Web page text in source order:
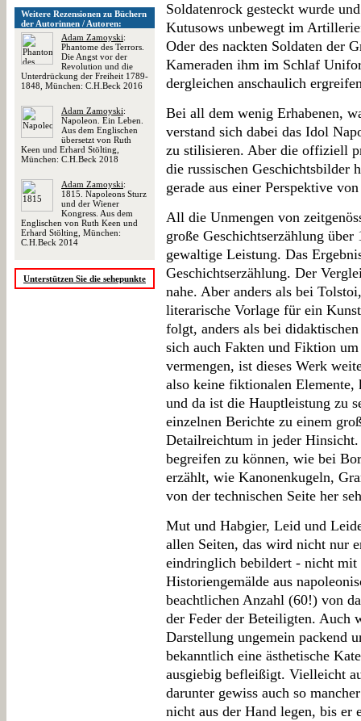
Weitere Rezensionen zu Büchern
der Autorinnen / Autoren:
Adam Zamoyski:
Phantome des Terrors.
Die Angst vor der
Revolution und die
Unterdrückung der Freiheit 1789-
1848, München: C.H.Beck 2016
Adam Zamoyski:
Napoleon. Ein Leben.
Aus dem Englischen
übersetzt von Ruth
Keen und Erhard Stölting,
München: C.H.Beck 2018
Adam Zamoyski:
1815. Napoleons Sturz
und der Wiener
Kongress. Aus dem
Englischen von Ruth Keen und
Erhard Stölting, München:
C.H.Beck 2014
Unterstützen Sie die sehepunkte
Soldatenrock gesteckt wurde
Kutusows unbewegt im
Oder des nackten Soldaten der
Kameraden ihm im Schlaf
dergleichen anschaulich
Bei all dem wenig Erhabenen,
verstand sich dabei das Idol
zu stilisieren. Aber die offiziell
die russischen Geschichtsbilder
gerade aus einer Perspektive
All die Unmengen von
große Geschichtserzählung über
gewaltige Leistung. Das
Geschichtserzählung. Der
nahe. Aber anders als bei
literarische Vorlage für ein
folgt, anders als bei
sich auch Fakten und Fiktion
vermengen, ist dieses Werk
also keine fiktionalen
und da ist die Hauptleistung zu
einzelnen Berichte zu einem
Detailreichtum in jeder
begreifen zu können, wie bei
erzählt, wie Kanonenkugeln,
von der technischen Seite her
Mut und Habgier, Leid und
allen Seiten, das wird nicht nur
eindringlich bebildert - nicht mit
Historiengemälde aus
beachtlichen Anzahl (60!) von
der Feder der Beteiligten. Auch
Darstellung ungemein packend
bekanntlich eine ästhetische
ausgiebig befleißigt. Vielleicht
darunter gewiss auch so
nicht aus der Hand legen, bis er